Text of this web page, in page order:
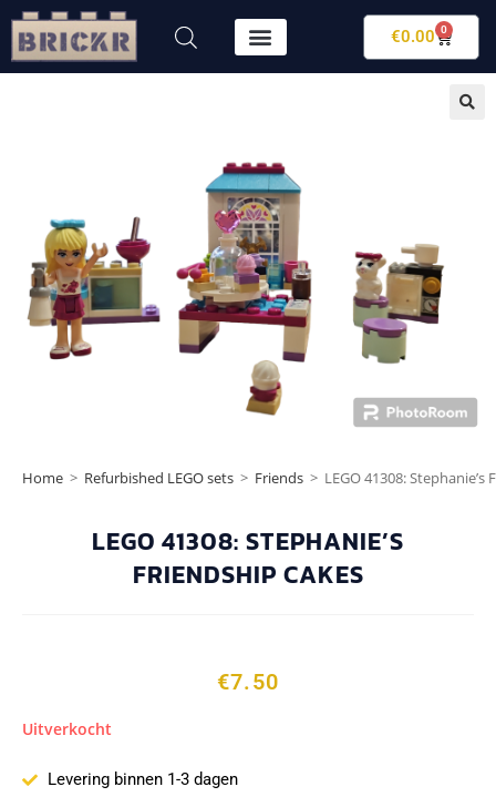
€0.00 0
Home > Refurbished LEGO sets > Friends > LEGO 41308: Stephanie’s
LEGO 41308: STEPHANIE’S
FRIENDSHIP CAKES
€7.50
Uitverkocht
Levering binnen 1-3 dagen